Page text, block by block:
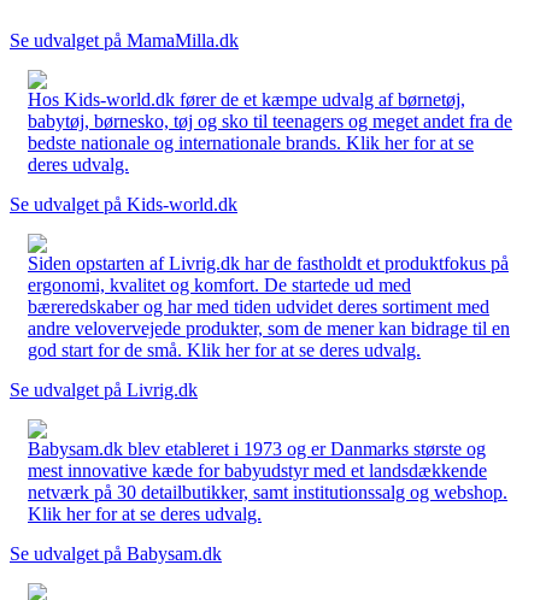
Se udvalget på MamaMilla.dk
Hos Kids-world.dk fører de et kæmpe udvalg af børnetøj,
babytøj, børnesko, tøj og sko til teenagers og meget andet fra de
bedste nationale og internationale brands. Klik her for at se
deres udvalg.
Se udvalget på Kids-world.dk
Siden opstarten af Livrig.dk har de fastholdt et produktfokus på
ergonomi, kvalitet og komfort. De startede ud med
bæreredskaber og har med tiden udvidet deres sortiment med
andre velovervejede produkter, som de mener kan bidrage til en
god start for de små. Klik her for at se deres udvalg.
Se udvalget på Livrig.dk
Babysam.dk blev etableret i 1973 og er Danmarks største og
mest innovative kæde for babyudstyr med et landsdækkende
netværk på 30 detailbutikker, samt institutionssalg og webshop.
Klik her for at se deres udvalg.
Se udvalget på Babysam.dk